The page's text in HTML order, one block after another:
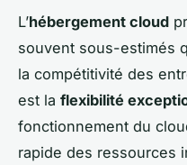
L’hébergement cloud
souvent sous-estimés
la compétitivité des
est la flexibilité
fonctionnement du
rapide des ressources